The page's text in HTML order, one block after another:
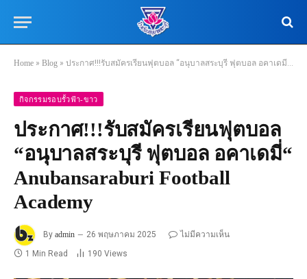
Home » Blog » ประกาศ!!!รับสมัครเรียนฟุตบอล “อนุบาลสระบุรี ฟุตบอล อคาเดมี่“ Anubansaraburi Football Academy
กิจกรรมรอบรั้วฟ้า-ขาว
ประกาศ!!!รับสมัครเรียนฟุตบอล
“อนุบาลสระบุรี ฟุตบอล อคาเดมี่“
Anubansaraburi Football
Academy
By admin 26 พฤษภาคม 2025
ไม่มีความเห็น
1 Min Read
190 Views